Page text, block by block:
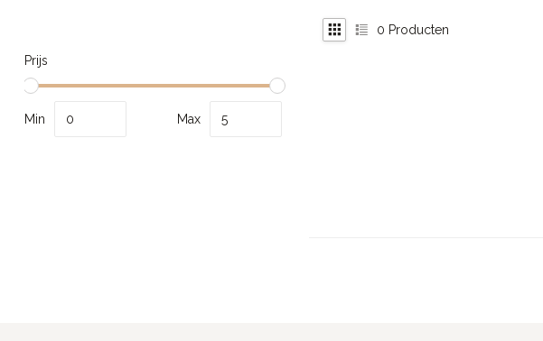
Prijs
Min Max
0 Producten